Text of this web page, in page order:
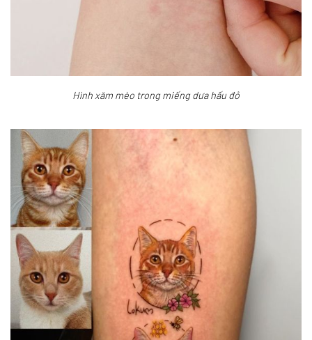
Hình xăm mèo trong miếng dưa hấu đỏ